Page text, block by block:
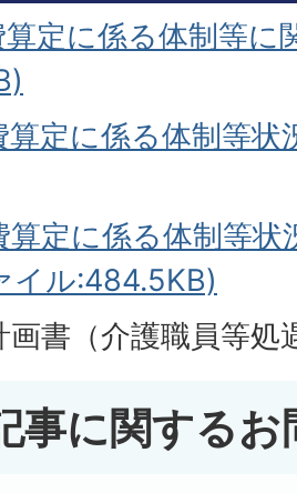
算定に係る体制等に
算定に係る体制等
算定に係る体制等
イル:484.5KB)
書（介護職員等処
事に関する